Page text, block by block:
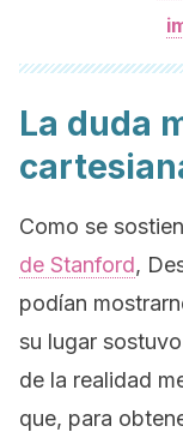
La duda
Como se
de Stanford,
podían
su lugar
de la realidad
que, para